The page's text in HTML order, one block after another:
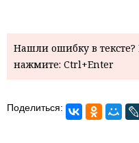
Нашли ошибку в
нажмите: Ctrl+Enter
Поделиться: